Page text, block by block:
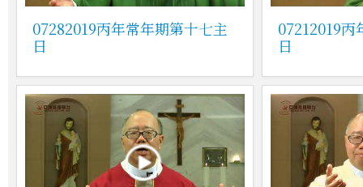
07282019丙年常年期第十七主
日
07212019丙
日